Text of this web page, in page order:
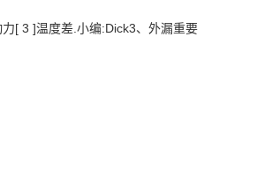
[ 3 ]温度差.小编:Dick3、外漏重要